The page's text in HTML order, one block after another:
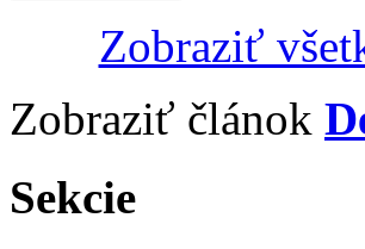
Zobraziť
Zobraziť článok
Sekcie